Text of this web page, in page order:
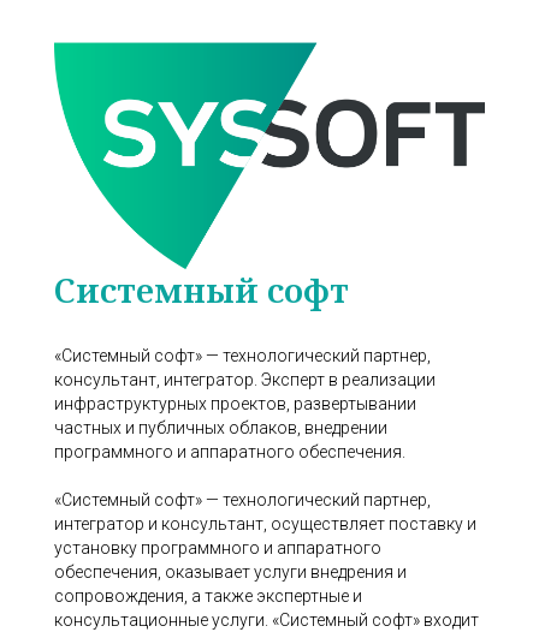
Системный софт
«Системный софт» — технологический партнер,
консультант, интегратор. Эксперт в реализации
инфраструктурных проектов, развертывании
частных и публичных облаков, внедрении
программного и аппаратного обеспечения.
«Системный софт» — технологический партнер,
интегратор и консультант, осуществляет поставку и
установку программного и аппаратного
обеспечения, оказывает услуги внедрения и
сопровождения, а также экспертные и
консультационные услуги. «Системный софт» входит